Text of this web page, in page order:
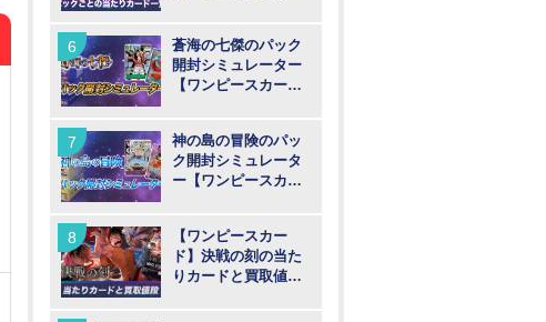
蒼海の七傑のパック
開封シミュレーター
【ワンピースカー
神の島の冒険のパッ
ク開封シミュレータ
ー【ワンピースカー
【ワンピースカー
ド】決戦の刻の当た
りカードと買取値段